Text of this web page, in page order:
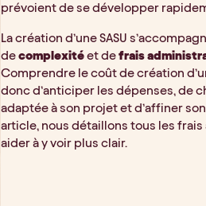
prévoient de se développer
La création d’une SASU
decomplexitéet defrais
Comprendre le coût de création
donc d’anticiper les dépenses, de
adaptée à son projet et d’affiner
article, nous détaillons tous les frais
aider à y voir plus clair.